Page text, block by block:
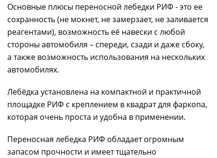
Основные плюсы переносной лебедки РИФ - это ее
сохранность (не мокнет, не замерзает, не заливается
реагентами), возможность её навески с любой
стороны автомобиля – спереди, сзади и даже сбоку,
а также возможность использования на нескольких
автомобилях.
Лебёдка установлена на компактной и практичной
площадке РИФ с креплением в квадрат для фаркопа,
которая очень проста и удобна в применении.
Переносная лебедка РИФ обладает огромным
запасом прочности и имеет тщательно